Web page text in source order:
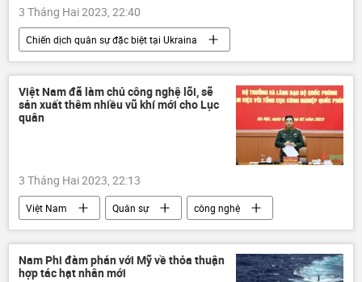
3 Tháng Hai 2023, 22:40
Chiến dịch quân sự đặc biệt tại Ukraina
Cuộc khủng hoảng ở Ukraina
Ukraina
Châu Âu
xung đột quân sự
phương Tây
Thế giới
Việt Nam đã làm chủ công nghệ lõi, sẽ
sản xuất thêm nhiều vũ khí mới cho Lục
quân
3 Tháng Hai 2023, 22:13
Việt Nam Quân sự
công nghệ
Bộ Quốc phòng Việt Nam
Quân đội Nhân dân Việt Nam
Nam Phi đàm phán với Mỹ về thỏa thuận
hợp tác hạt nhân mới